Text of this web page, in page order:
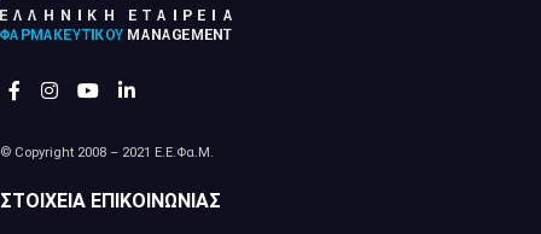
© Copyright 2008 – 2021 Ε.Ε.Φα.Μ.
ΣΤΟΙΧΕΊΑ ΕΠΙΚΟΙΝΩΝΊΑΣ